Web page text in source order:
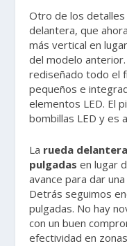
Otro de los detalles
delantera, que
más vertical en
del modelo anterior.
rediseñado todo el
pequeños e
elementos LED. El
bombillas LED y es
La rueda
pulgadas en lugar
avance para dar
Detrás seguimos
pulgadas. No hay
con un buen
efectividad en